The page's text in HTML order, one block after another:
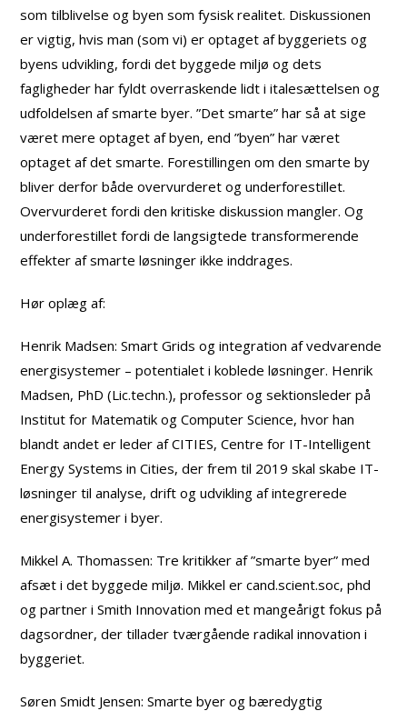
som tilblivelse og byen som fysisk realitet. Diskussionen
er vigtig, hvis man (som vi) er optaget af byggeriets og
byens udvikling, fordi det byggede miljø og dets
fagligheder har fyldt overraskende lidt i italesættelsen og
udfoldelsen af smarte byer. ”Det smarte” har så at sige
været mere optaget af byen, end ”byen” har været
optaget af det smarte. Forestillingen om den smarte by
bliver derfor både overvurderet og underforestillet.
Overvurderet fordi den kritiske diskussion mangler. Og
underforestillet fordi de langsigtede transformerende
effekter af smarte løsninger ikke inddrages.
Hør oplæg af:
Henrik Madsen: Smart Grids og integration af vedvarende
energisystemer – potentialet i koblede løsninger. Henrik
Madsen, PhD (Lic.techn.), professor og sektionsleder på
Institut for Matematik og Computer Science, hvor han
blandt andet er leder af CITIES, Centre for IT-Intelligent
Energy Systems in Cities, der frem til 2019 skal skabe IT-
løsninger til analyse, drift og udvikling af integrerede
energisystemer i byer.
Mikkel A. Thomassen: Tre kritikker af ”smarte byer” med
afsæt i det byggede miljø. Mikkel er cand.scient.soc, phd
og partner i Smith Innovation med et mangeårigt fokus på
dagsordner, der tillader tværgående radikal innovation i
byggeriet.
Søren Smidt Jensen: Smarte byer og bæredygtig